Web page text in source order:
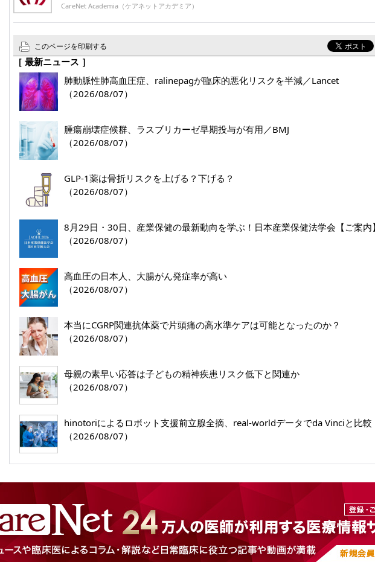
CareNet Academia（ケアネットアカデミア）
このページを印刷する
［ 最新ニュース ］
肺動脈性肺高血圧症、ralinepagが臨床的悪化リスクを半減／Lancet
（2026/08/07）
腫瘍崩壊症候群、ラスブリカーゼ早期投与が有用／BMJ
（2026/08/07）
GLP-1薬は骨折リスクを上げる？下げる？
（2026/08/07）
8月29日・30日、産業保健の最新動向を学ぶ！日本産業保健法学会【ご案内
（2026/08/07）
高血圧の日本人、大腸がん発症率が高い
（2026/08/07）
本当にCGRP関連抗体薬で片頭痛の高水準ケアは可能となったのか？
（2026/08/07）
母親の素早い応答は子どもの精神疾患リスク低下と関連か
（2026/08/07）
hinotoriによるロボット支援前立腺全摘、real-worldデータでda Vinciと比較
（2026/08/07）